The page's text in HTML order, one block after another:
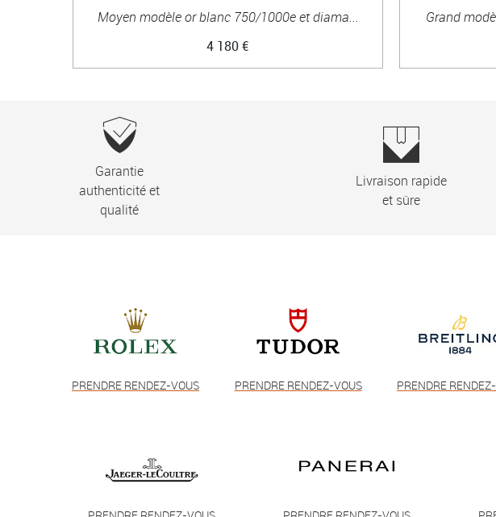
Moyen modèle or blanc 750/1000e et diama...
4 180 €
Grand
Garantie
authenticité et
qualité
Livraison rapide
et sûre
PRENDRE RENDEZ-VOUS PRENDRE RENDEZ-VOUS PRENDRE